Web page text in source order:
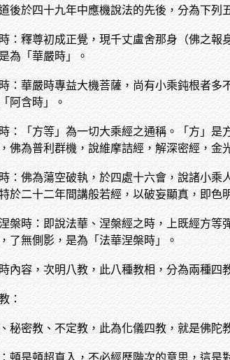
後於四十九年中應機說法的先後，分為下列
時：釋尊初成正覺，現千丈盧舍那身（佛之
為「華嚴時」。
：華嚴時專益大機菩薩，尚有小乘鈍根者
阿含時」。
時：「方等」為一切大乘經之通稱。「方」
佛為普利群機，說維摩詰經，解深密經，
時：佛為蕩空破執，於四處十六會，說諸小
於二十二年間講般若經，以破妄顯真，即色
涅槃時：即說法華、涅槃經之時，上既經方
了無側影，是為「法華涅槃時」。
內容，次明八教，此八種教相，分為兩種
：
秘密教、不定教，此為化儀四教，就是佛陀
：頓是頓超直入，不必經歷階次的意思，這